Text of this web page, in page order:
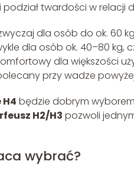
twardości w relacji
dla osób do ok. 60
dla osób ok. 40–80
dla większości
przy wadze
będzie dobrym
H2/H3 pozwoli
wybrać?